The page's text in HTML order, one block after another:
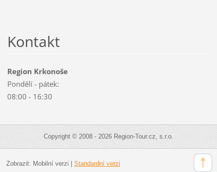
Kontakt
Region Krkonoše
Pondělí - pátek:
08:00 - 16:30
Copyright © 2008 - 2026 Region-Tour.cz, s.r.o.
Zobrazit: Mobilní verzi | Standardní verzi